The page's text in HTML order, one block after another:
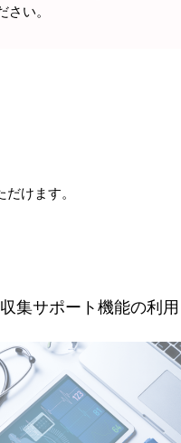
て「私、元気になった
者さんたちが、手術で痛
最下位になってしまった
北関東1位、全国10位とな
当初は新型コロナウイル
較的早く整ったのと、栃
た。移植を休止した期間
ています。2020年5月〜
さい。
けます。
集サポート機能の利用